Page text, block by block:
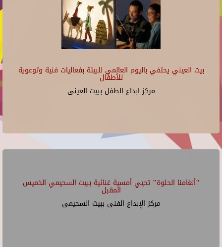
بيت العيني يحتفي باليوم العالمي للبيئة بفعاليات فنية وتوعوية
للأطفال
مركز ابداع الطفل ببيت العينى
"أنغامنا الحلوة" تحيي أمسية غنائية ببيت السحيمي الخميس
المقبل
مركز الإبداع الفنى ببيت السحيمى